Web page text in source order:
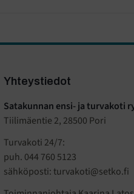
Yhteystiedot
Satakunnan ensi- ja turvakoti
Tiilimäentie 2, 28500 Pori
Turvakoti 24/7:
puh. 044 760 5123
sähköposti: turvakoti@setko.fi